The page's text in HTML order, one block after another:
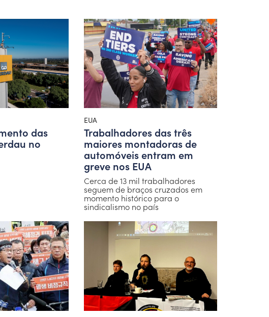
das
no
EUA
Trabalhadores das três
maiores montadoras de
automóveis entram em
greve nos EUA
Cerca de 13 mil trabalhadores
seguem de braços cruzados em
momento histórico para o
sindicalismo no país